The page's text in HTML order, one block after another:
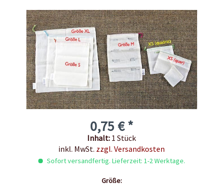
0,75 € *
Inhalt: 1 Stück
inkl. MwSt. zzgl. Versandkosten
Sofort versandfertig. Lieferzeit: 1-2 Werktage.
Größe: